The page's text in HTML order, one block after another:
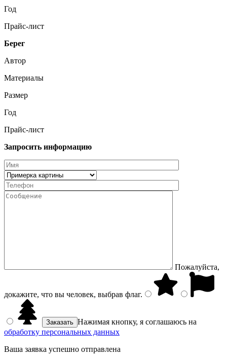
Год
Прайс-лист
Берег
Автор
Материалы
Размер
Год
Прайс-лист
Запросить информацию
Пожалуйста,
докажите, что вы человек, выбрав флаг.
Нажимая кнопку, я соглашаюсь на
обработку персональных данных
Ваша заявка успешно отправлена